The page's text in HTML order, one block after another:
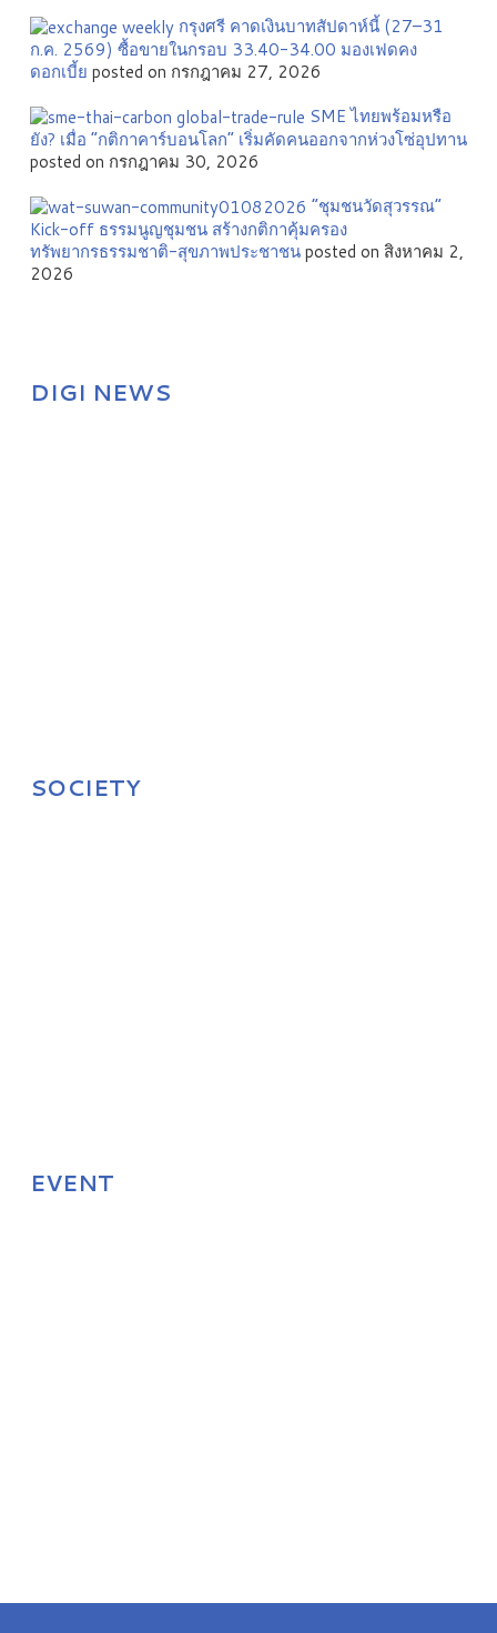
กรุงศรี คาดเงินบาทสัปดาห์นี้ (27–31
ก.ค. 2569) ซื้อขายในกรอบ 33.40-34.00 มองเฟดคง
ดอกเบี้ย posted on กรกฎาคม 27, 2026
SME ไทยพร้อมหรือ
ยัง? เมื่อ “กติกาคาร์บอนโลก” เริ่มคัดคนออกจากห่วงโซ่อุปทาน
posted on กรกฎาคม 30, 2026
”ชุมชนวัดสุวรรณ”
Kick-off ธรรมนูญชุมชน สร้างกติกาคุ้มครอง
ทรัพยากรธรรมชาติ-สุขภาพประชาชนposted on สิงหาคม 2,
2026
DIGI NEWS
SOCIETY
EVENT